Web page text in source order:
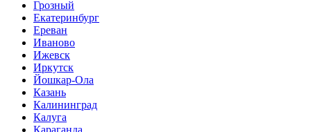
Грозный
Екатеринбург
Ереван
Иваново
Ижевск
Иркутск
Йошкар-Ола
Казань
Калининград
Калуга
Караганда